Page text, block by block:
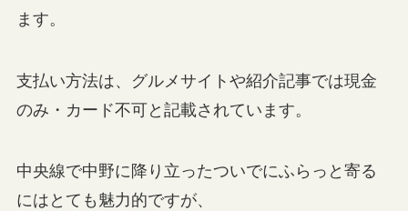
ます。
支払い方法は、グルメサイトや紹介記事では現金
のみ・カード不可と記載されています。
中央線で中野に降り立ったついでにふらっと寄る
にはとても魅力的ですが、